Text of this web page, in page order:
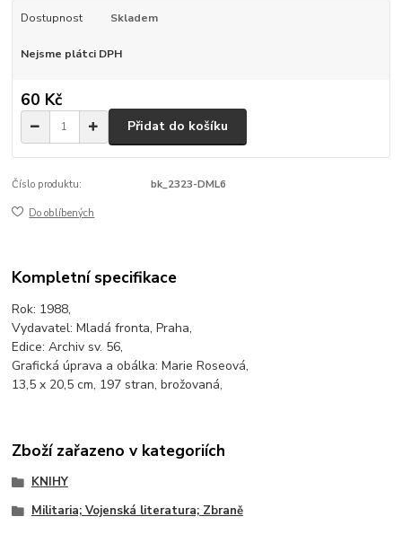
Dostupnost Skladem
Nejsme plátci DPH
60 Kč
Přidat do košíku
Číslo produktu: bk_2323-DML6
Do oblíbených
Kompletní specifikace
Rok: 1988,
Vydavatel: Mladá fronta, Praha,
Edice: Archiv sv. 56,
Grafická úprava a obálka: Marie Roseová,
13,5 x 20,5 cm, 197 stran, brožovaná,
Zboží zařazeno v kategoriích
KNIHY
Militaria; Vojenská literatura; Zbraně